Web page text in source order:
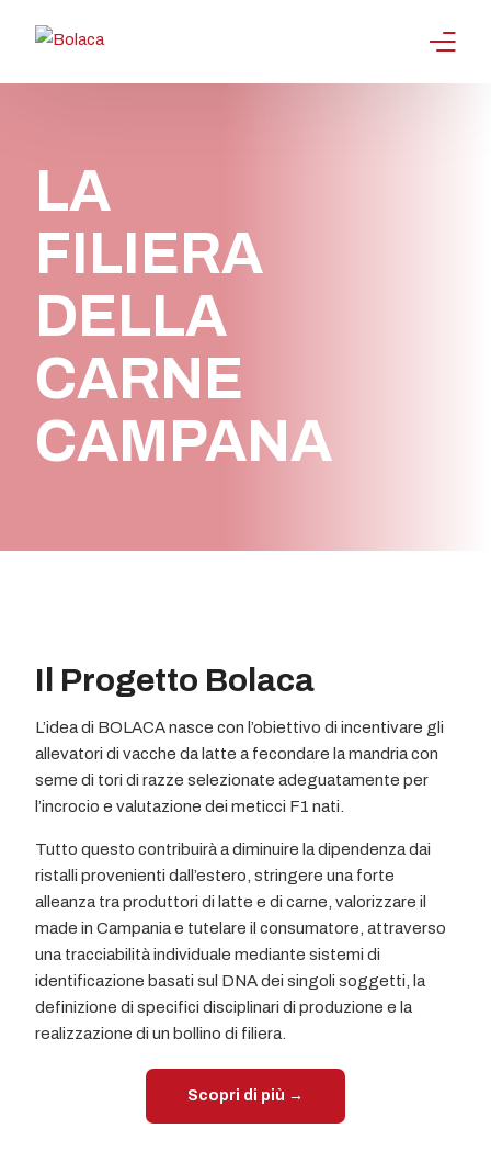
LA
FILIERA
DELLA
CARNE
CAMPANA
Il Progetto Bolaca
L’idea di BOLACA nasce con l’obiettivo di incentivare gli
allevatori di vacche da latte a fecondare la mandria con
seme di tori di razze selezionate adeguatamente per
l’incrocio e valutazione dei meticci F1 nati.
Tutto questo contribuirà a diminuire la dipendenza dai
ristalli provenienti dall’estero, stringere una forte
alleanza tra produttori di latte e di carne, valorizzare il
made in Campania e tutelare il consumatore, attraverso
una tracciabilità individuale mediante sistemi di
identificazione basati sul DNA dei singoli soggetti, la
definizione di specifici disciplinari di produzione e la
realizzazione di un bollino di filiera.
Scopri di più →